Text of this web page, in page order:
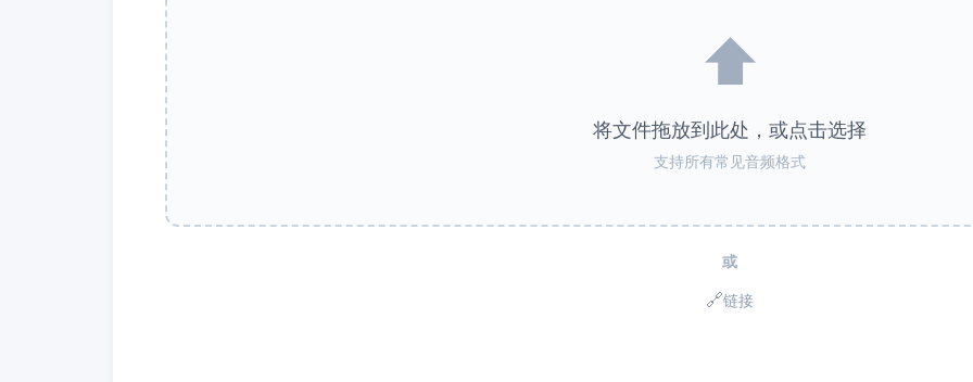
⬆️
将文件拖放到此处，或点击选择
支持所有常见音频格式
或
🔗链接